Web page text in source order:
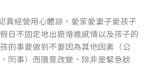
真經營用心體諒，愛家愛妻子愛孩子
日不固定地出遊增進感情以及孩子的
的事要做到不要因為其他因素（公
同事）而隨意改變、除非是緊急狀